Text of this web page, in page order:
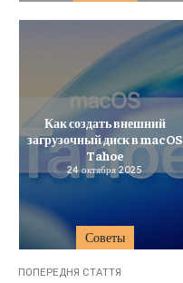
Советы
Как создать внешний
загрузочный диск в macOS
Tahoe
24 октября 2025
ПОПЕРЕДНЯ СТАТТЯ